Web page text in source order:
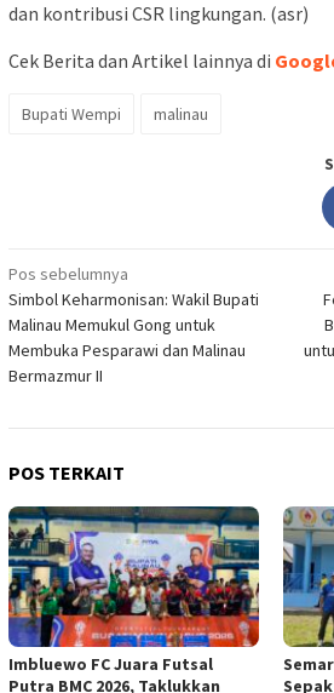
dan kontribusi CSR lingkungan. (asr)
Cek Berita dan Artikel lainnya di
Bupati Wempi malinau
Navigasi
pos
Pos sebelumnya
Simbol Keharmonisan: Wakil Bupati
Malinau Memukul Gong untuk
Membuka Pesparawi dan Malinau
Bermazmur II
POS TERKAIT
Imbluewo FC Juara Futsal
Putra BMC 2026, Taklukkan